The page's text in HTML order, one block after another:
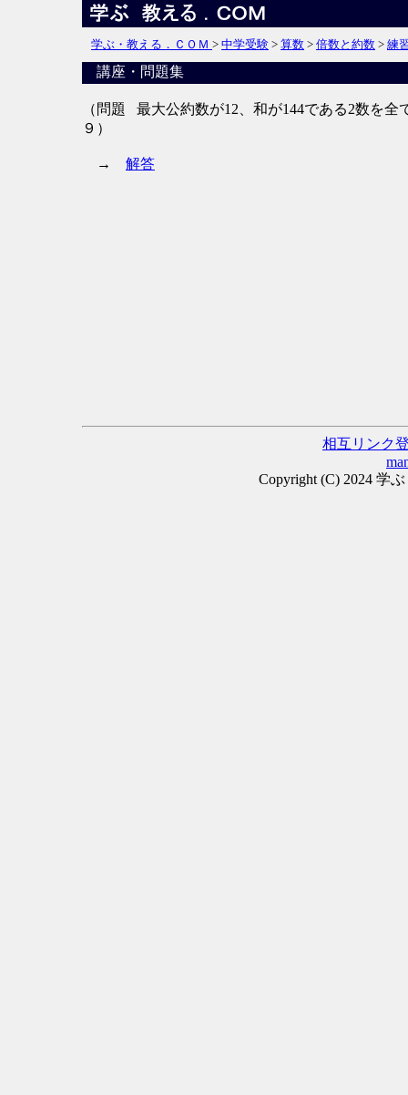
学ぶ・教える．ＣＯＭ > 中学受験 > 算数 > 倍数と約数 > 練
講座・問題集
（問題
９）
最大公約数が12、和が144である2数を全
→ 解答
相互リンク
Copyright (C) 2024 学